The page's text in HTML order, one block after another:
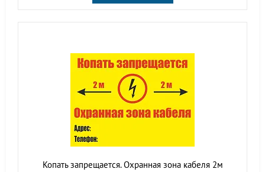
Копать запрещается. Охранная зона кабеля 2м